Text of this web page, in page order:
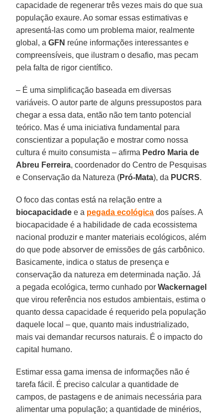
capacidade de regenerar três vezes mais do que sua
população exaure. Ao somar essas estimativas e
apresentá-las como um problema maior, realmente
global, aGFN reúne informações interessantes e
compreensíveis, que ilustram o desafio, mas pecam
pela falta de rigor científico.
– É uma simplificação baseada em diversas
variáveis. O autor parte de alguns pressupostos para
chegar a essa data, então não tem tanto potencial
teórico. Mas é uma iniciativa fundamental para
conscientizar a população e mostrar como nossa
cultura é muito consumista – afirma Pedro Maria de
Abreu Ferreira, coordenador do Centro de Pesquisas
e Conservação da Natureza (Pró-Mata), da PUCRS.
O foco das contas está na relação entre a
biocapacidade e a pegada ecológica dos países. A
biocapacidade é a habilidade de cada ecossistema
nacional produzir e manter materiais ecológicos, além
do que pode absorver de emissões de gás carbônico.
Basicamente, indica o status de presença e
conservação da natureza em determinada nação. Já
a pegada ecológica, termo cunhado porWackernagel
que virou referência nos estudos ambientais, estima o
quanto dessa capacidade é requerido pela população
daquele local – que, quanto mais industrializado,
mais vai demandar recursos naturais. É o impacto do
capital humano.
Estimar essa gama imensa de informações não é
tarefa fácil. É preciso calcular a quantidade de
campos, de pastagens e de animais necessária para
alimentar uma população; a quantidade de minérios,